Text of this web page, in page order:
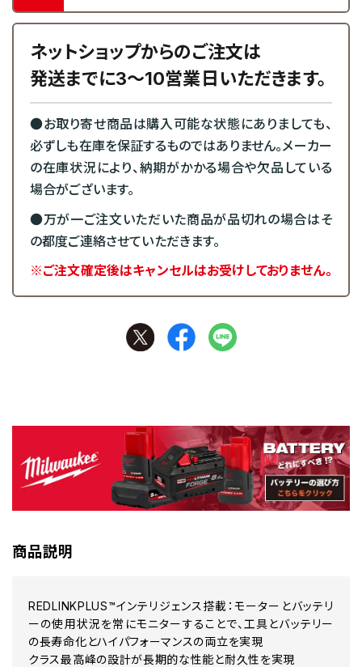
ネットショップからのご注文は
発送までに3～10営業日いただきます。
●お取り寄せ商品は購入可能な状態にありましても、
必ずしも在庫を保証するものではありません。メーカー
の在庫状況により、納期がかかる場合や欠品している
場合がございます。
●万が一ご注文いただいた商品が品切れの場合はそ
の都度ご連絡させていただきます。
※ご注文確定後はキャンセルはお受けしておりません。
商品説明
REDLINKPLUS™インテリジェンス搭載：モーターとバッテリ
ーの使用状況を常にモニターすることで、工具とバッテリー
の長寿命化とハイパフォーマンスの両立を実現
クラス最高峰の設計が長期的な性能と耐久性を実現